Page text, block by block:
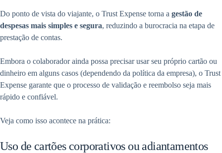
Do ponto de vista do viajante, o Trust Expense torna a gestão de
despesas mais simples e segura, reduzindo a burocracia na etapa de
prestação de contas.
Embora o colaborador ainda possa precisar usar seu próprio cartão ou
dinheiro em alguns casos (dependendo da política da empresa), o Trust
Expense garante que o processo de validação e reembolso seja mais
rápido e confiável.
Veja como isso acontece na prática:
Uso de cartões corporativos ou adiantamentos